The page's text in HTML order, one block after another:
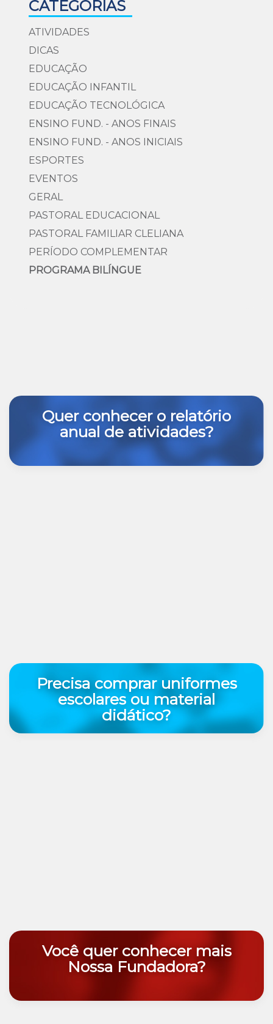
CATEGORIAS
ATIVIDADES
DICAS
EDUCAÇÃO
EDUCAÇÃO INFANTIL
EDUCAÇÃO TECNOLÓGICA
ENSINO FUND. - ANOS FINAIS
ENSINO FUND. - ANOS INICIAIS
ESPORTES
EVENTOS
GERAL
PASTORAL EDUCACIONAL
PASTORAL FAMILIAR CLELIANA
PERÍODO COMPLEMENTAR
PROGRAMA BILÍNGUE
Quer conhecer o relatório
anual de atividades?
Precisa comprar uniformes
escolares ou material
didático?
Você quer conhecer mais
Nossa Fundadora?